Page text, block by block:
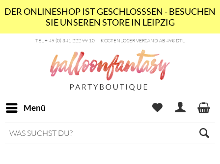
DER ONLINESHOP IST GESCHLOSSSEN - BESUCHEN
SIE UNSEREN STORE IN LEIPZIG
TEL + 49 (0) 341 222 99 10 KOSTENLOSER VERSAND AB 49€ DTL
Menü